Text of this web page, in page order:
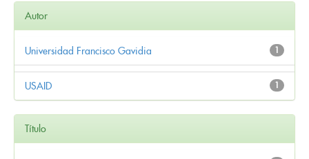
Autor
1
Universidad Francisco Gavidia
1
USAID
Título